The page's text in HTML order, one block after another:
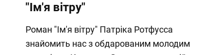
"Ім'я вітру"
Роман "Ім'я вітру" Патріка Ротфусса
знайомить нас з обдарованим молодим